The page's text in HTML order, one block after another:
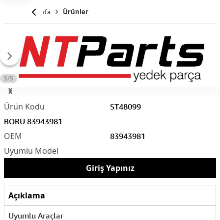
Anasayfa Ürünler
5/5
ST48099
83943981
BORU 83943981
Giriş Yapınız
Açıklama
Uyumlu Araçlar